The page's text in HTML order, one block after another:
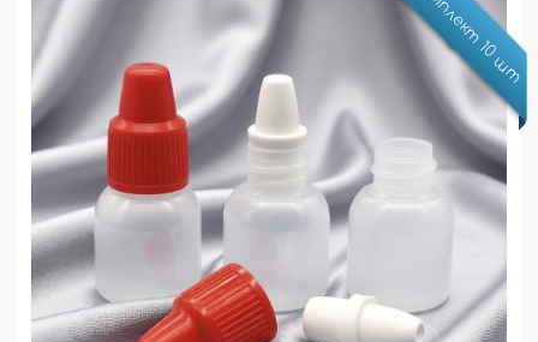
Комплект 10 шт